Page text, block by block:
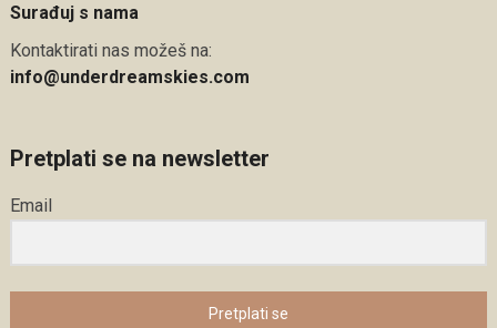
Surađuj s nama
Kontaktirati nas možeš na:
info@underdreamskies.com
Pretplati se na newsletter
Email
Pretplati se